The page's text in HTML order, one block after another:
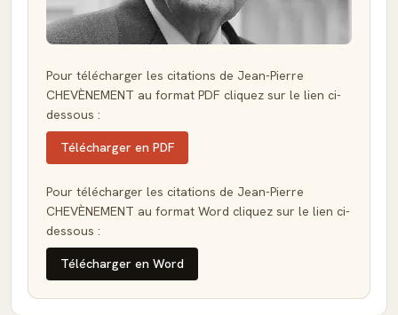
Pour télécharger les citations de Jean-Pierre
CHEVÈNEMENT au format PDF cliquez sur le lien ci-
dessous :
Télécharger en PDF
Pour télécharger les citations de Jean-Pierre
CHEVÈNEMENT au format Word cliquez sur le lien ci-
dessous :
Télécharger en Word